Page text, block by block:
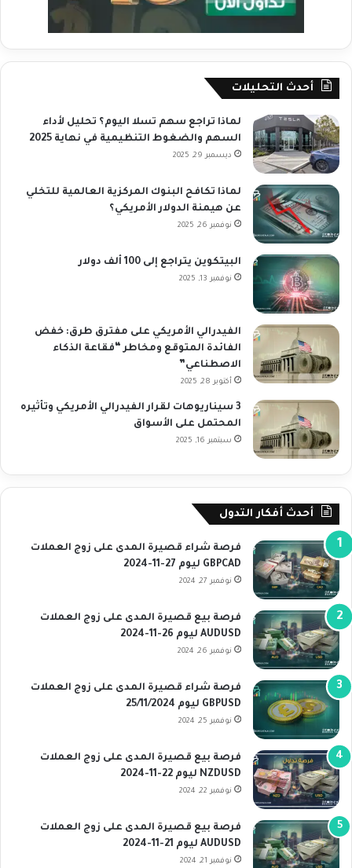
أحدث التحليلات
لماذا تراجع سهم تسلا اليوم؟ تحليل لأداء
السهم والضغوط التنظيمية في نهاية 2025
ديسمبر 29, 2025
لماذا تكافح البنوك المركزية العالمية للتخلي
عن هيمنة الدولار الأمريكي؟
نوفمبر 26, 2025
البيتكوين يتراجع إلى 100 ألف دولار
نوفمبر 13, 2025
الفيدرالي الأمريكي على مفترق طرق: خفض
الفائدة المتوقع ومخاطر “فقاعة الذكاء
الاصطناعي”
أكتوبر 28, 2025
3 سيناريوهات لقرار الفيدرالي الأمريكي وتأثيره
المحتمل على الأسواق
سبتمبر 16, 2025
أحدث أفكار التدول
فرصة شراء قصيرة المدى على زوج العملات
GBPCAD ليوم 27-11-2024
نوفمبر 27, 2024
فرصة بيع قصيرة المدى على زوج العملات
AUDUSD ليوم 26-11-2024
نوفمبر 26, 2024
فرصة شراء قصيرة المدى على زوج العملات
GBPUSD ليوم 25/11/2024
نوفمبر 25, 2024
فرصة بيع قصيرة المدى على زوج العملات
NZDUSD ليوم 22-11-2024
نوفمبر 22, 2024
فرصة بيع قصيرة المدى على زوج العملات
AUDUSD ليوم 21-11-2024
نوفمبر 21, 2024